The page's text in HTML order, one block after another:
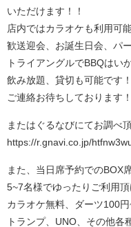
いただけます！！
店内ではカラオケも利用可能
歓送迎会、お誕生日会、パ
トライアングルでBBQはい
飲み放題、貸切も可能です！
ご連絡お待ちしております！
またはぐるなびにてお調べ
https://r.gnavi.co.jp/
また、当日席予約でのBOX
5~7名様でゆったりご利用頂
カラオケ無料、ダーツ100円
トランプ、UNO、その他